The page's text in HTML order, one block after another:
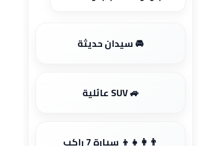
🚘 سيدان حديثة
🚙 SUV عائلية
👨‍👩‍👧‍👦 سيارة 7 راكب